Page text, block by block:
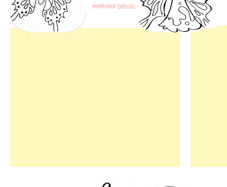
IMPRIMIR DIBUJO